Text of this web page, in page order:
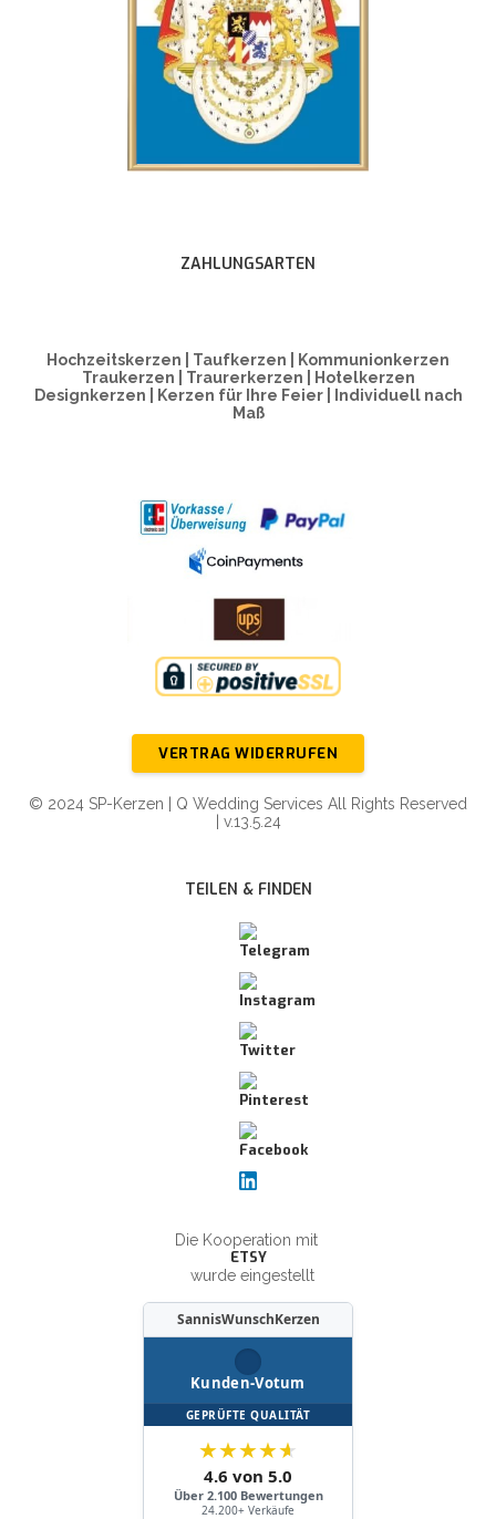
ZAHLUNGSARTEN
Hochzeitskerzen | Taufkerzen | Kommunionkerzen
Traukerzen | Traurerkerzen | Hotelkerzen
Designkerzen | Kerzen für Ihre Feier | Individuell nach
Maß
VERTRAG WIDERRUFEN
© 2024 SP-Kerzen | Q Wedding Services All Rights Reserved
| v.13.5.24
TEILEN & FINDEN
Die Kooperation mit
ETSY
wurde eingestellt
SannisWunschKerzen
Kunden-Votum
GEPRÜFTE QUALITÄT
★★★★★
4.6 von 5.0
Über 2.100 Bewertungen
24.200+ Verkäufe